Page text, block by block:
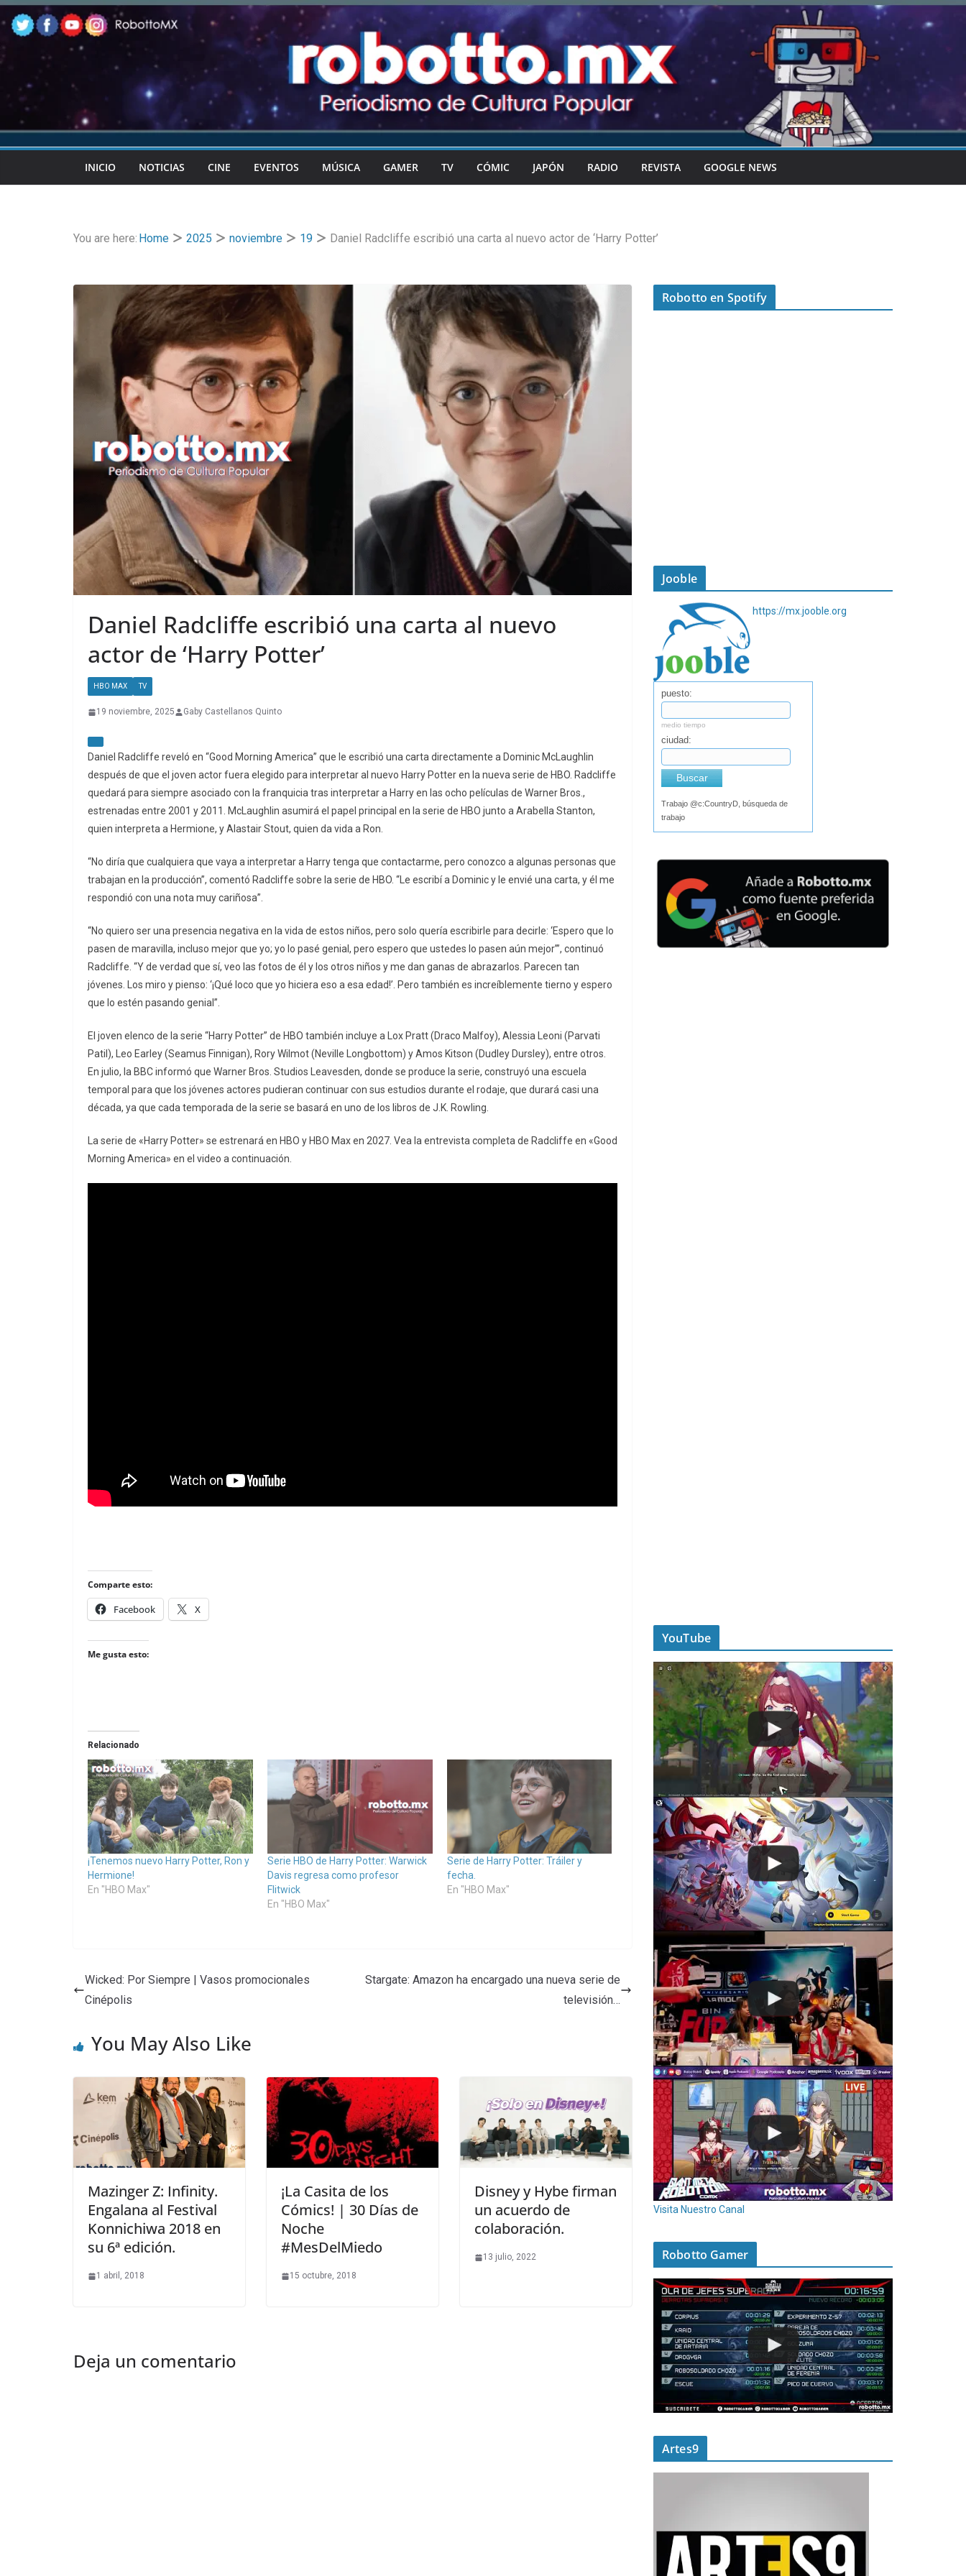
Skip
to
content
INICIO NOTICIAS CINE EVENTOS MÚSICA GAMER TV CÓMIC JAPÓN RADIO REVISTA GOOGLE NEWS
You are here: Home 2025 noviembre 19 Daniel Radcliffe escribió una carta al nuevo actor de ‘Harry Potter’
Daniel Radcliffe escribió una carta al nuevo
actor de ‘Harry Potter’
HBO MAX TV
19 noviembre, 2025 Gaby Castellanos Quinto
Daniel Radcliffe reveló en “Good Morning America” que le escribió una carta directamente a Dominic McLaughlin
después de que el joven actor fuera elegido para interpretar al nuevo Harry Potter en la nueva serie de HBO. Radcliffe
quedará para siempre asociado con la franquicia tras interpretar a Harry en las ocho películas de Warner Bros.,
estrenadas entre 2001 y 2011. McLaughlin asumirá el papel principal en la serie de HBO junto a Arabella Stanton,
quien interpreta a Hermione, y Alastair Stout, quien da vida a Ron.
“No diría que cualquiera que vaya a interpretar a Harry tenga que contactarme, pero conozco a algunas personas que
trabajan en la producción”, comentó Radcliffe sobre la serie de HBO. “Le escribí a Dominic y le envié una carta, y él me
respondió con una nota muy cariñosa”.
“No quiero ser una presencia negativa en la vida de estos niños, pero solo quería escribirle para decirle: ‘Espero que lo
pasen de maravilla, incluso mejor que yo; yo lo pasé genial, pero espero que ustedes lo pasen aún mejor’”, continuó
Radcliffe. “Y de verdad que sí, veo las fotos de él y los otros niños y me dan ganas de abrazarlos. Parecen tan
jóvenes. Los miro y pienso: ‘¡Qué loco que yo hiciera eso a esa edad!’. Pero también es increíblemente tierno y espero
que lo estén pasando genial”.
El joven elenco de la serie “Harry Potter” de HBO también incluye a Lox Pratt (Draco Malfoy), Alessia Leoni (Parvati
Patil), Leo Earley (Seamus Finnigan), Rory Wilmot (Neville Longbottom) y Amos Kitson (Dudley Dursley), entre otros.
En julio, la BBC informó que Warner Bros. Studios Leavesden, donde se produce la serie, construyó una escuela
temporal para que los jóvenes actores pudieran continuar con sus estudios durante el rodaje, que durará casi una
década, ya que cada temporada de la serie se basará en uno de los libros de J.K. Rowling.
La serie de «Harry Potter» se estrenará en HBO y HBO Max en 2027. Vea la entrevista completa de Radcliffe en «Good
Morning America» en el video a continuación.
Comparte esto:
Facebook X
Me gusta esto:
Relacionado
¡Tenemos nuevo Harry Potter, Ron y
Hermione!
En "HBO Max"
Serie HBO de Harry Potter: Warwick
Davis regresa como profesor
Flitwick
En "HBO Max"
Serie de Harry Potter: Tráiler y
fecha.
En "HBO Max"
Wicked: Por Siempre | Vasos promocionales
Cinépolis
Stargate: Amazon ha encargado una nueva serie de
televisión…
You May Also Like
Mazinger Z: Infinity.
Engalana al Festival
Konnichiwa 2018 en
su 6ª edición.
1 abril, 2018
¡La Casita de los
Cómics! | 30 Días de
Noche
#MesDelMiedo
15 octubre, 2018
Disney y Hybe firman
un acuerdo de
colaboración.
13 julio, 2022
Deja un comentario
Robotto en Spotify
Jooble
https://mx.jooble.org
puesto:
medio tiempo
ciudad:
Buscar
Trabajo @c:CountryD, búsqueda de
trabajo
YouTube
Visita Nuestro Canal
Robotto Gamer
Artes9